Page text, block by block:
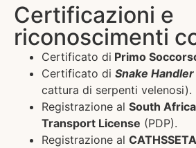
Certificazioni e
riconoscimenti
Certificato di Primo
Certificato di Snake Handler
cattura di serpenti velenosi).
Registrazione al South
Transport License (PDP).
Registrazione al CATHSSETA